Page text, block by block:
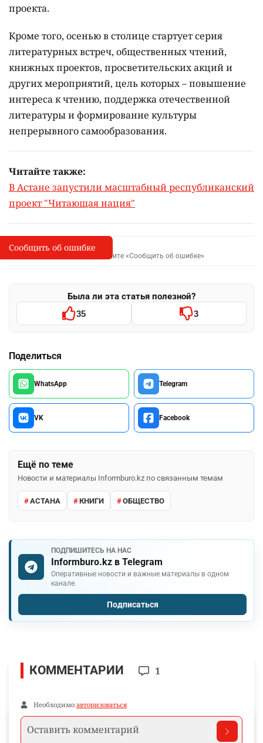
проекта.
Кроме того, осенью в столице стартует серия
литературных встреч, общественных чтений,
книжных проектов, просветительских акций и
других мероприятий, цель которых –повышение
интереса к чтению, поддержка отечественной
литературы и формирование культуры
непрерывного самообразования.
Читайте также:
В Астане запустили масштабный республиканский
проект "Читающая нация"
I
Сообщить об опечатке
Выделите фрагмент и нажмите «Сообщить об ошибке»
Была ли эта статья полезной?
35 3
Поделиться
WhatsApp Telegram
VK Facebook
Ещё по теме
Новости и материалы Informburo.kz по связанным темам
АСТАНА КНИГИ ОБЩЕСТВО
ПОДПИШИТЕСЬ НА НАС
Informburo.kz в Telegram
Оперативные новости и важные материалы в одном
канале.
Подписаться
Сообщить об ошибке
КОММЕНТАРИИ 1
Необходимо авторизоваться